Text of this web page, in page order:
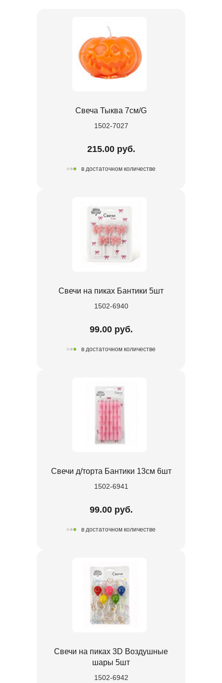
Свеча Тыква 7см/G
1502-7027
215.00 руб.
в достаточном количестве
Свечи на пиках Бантики 5шт
1502-6940
99.00 руб.
в достаточном количестве
Свечи д/торта Бантики 13см 6шт
1502-6941
99.00 руб.
в достаточном количестве
Свечи на пиках 3D Воздушные
шары 5шт
1502-6942